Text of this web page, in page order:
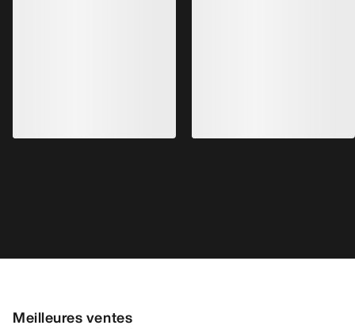
Meilleures ventes